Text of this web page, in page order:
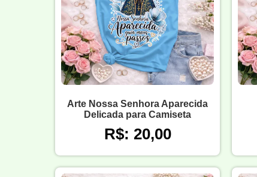
Arte Nossa Senhora Aparecida
Delicada para Camiseta
R$: 20,00